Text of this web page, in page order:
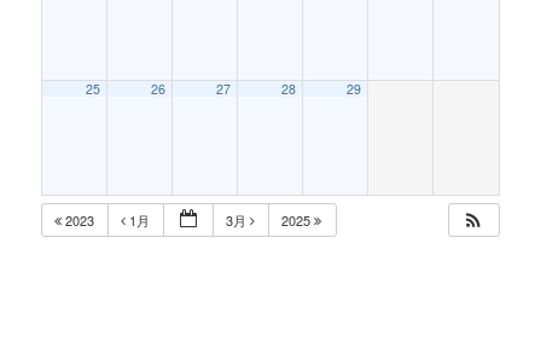
25 26 27 28 29
2023 1月 3月 2025